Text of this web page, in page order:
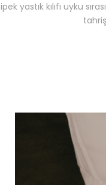
ipek yastık kılıfı uyku